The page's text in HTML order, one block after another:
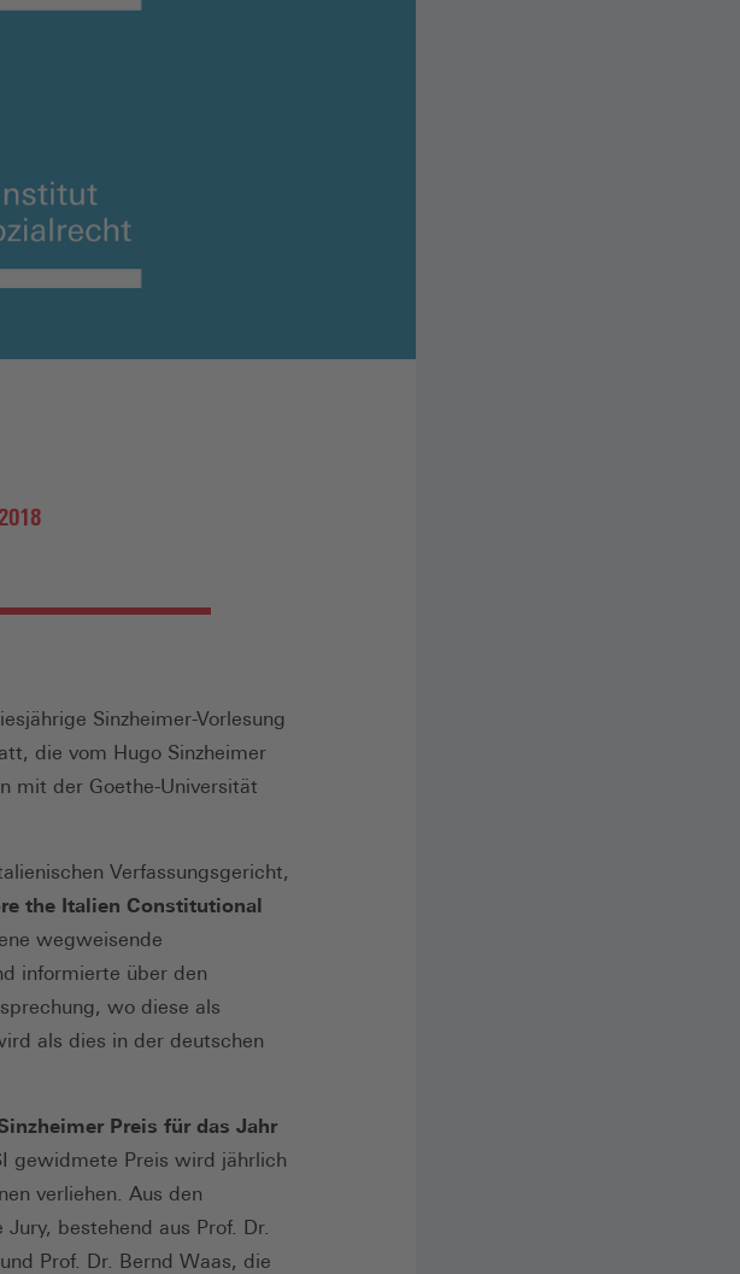
Sinzheimer-Vorlesung
die vom Hugo Sinzheimer
mit der Goethe-Universität
Verfassungsgericht,
the Italien Constitutional
wegweisende
informierte über den
wo diese als
als dies in der deutschen
Preis für das Jahr
gewidmete Preis wird jährlich
verliehen. Aus den
bestehend aus Prof. Dr.
Prof. Dr. Bernd Waas, die